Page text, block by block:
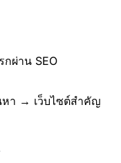
ผ่าน SEO
หา → เว็บไซต์สำคัญ